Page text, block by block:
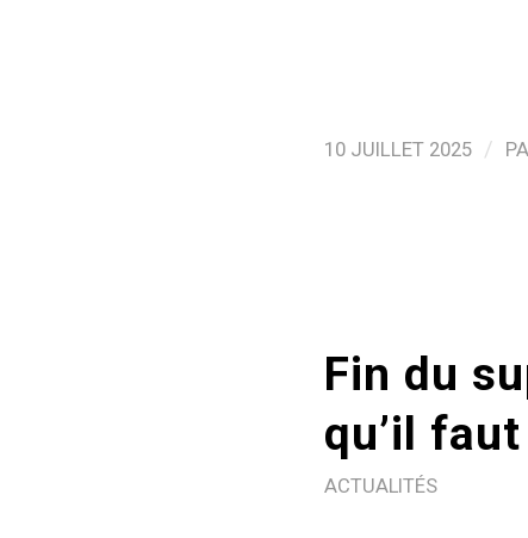
10 JUILLET 2025 /
Fin du
qu’il
ACTUALITÉS